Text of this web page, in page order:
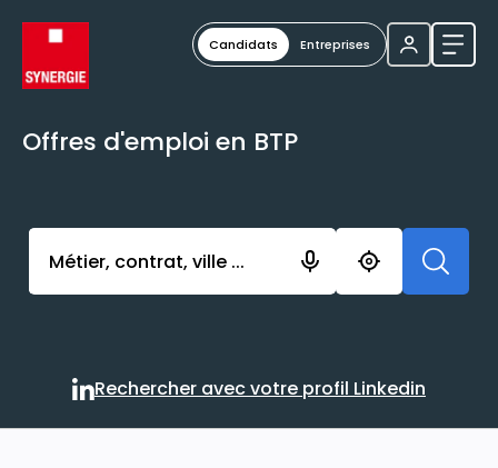
Candidats Entreprises
Offres d'emploi en BTP
Activer l’élément pour lancer l’enregistrement.
Rechercher avec votre
Rechercher avec votre profil Linkedin